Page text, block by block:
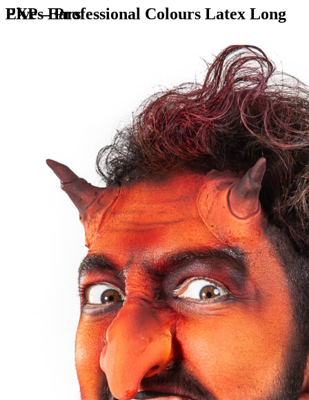
PXP – Professional Colours Latex Long Elves Ears